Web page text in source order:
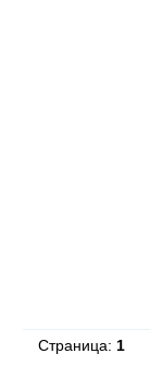
Страница: 1